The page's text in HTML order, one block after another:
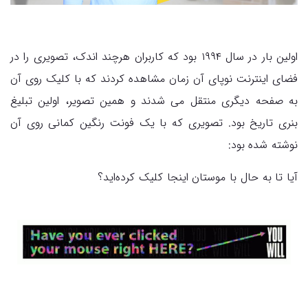
اولین بار در سال ۱۹۹۴ بود که کاربران هرچند اندک، تصویری را در
فضای اینترنت نوپای آن زمان مشاهده کردند که با کلیک روی آن
به صفحه دیگری منتقل می شدند و همین تصویر، اولین تبلیغ
بنری تاریخ بود. تصویری که با یک فونت رنگین کمانی روی آن
نوشته شده بود:
آیا تا به حال با موستان اینجا کلیک کرده‌اید؟